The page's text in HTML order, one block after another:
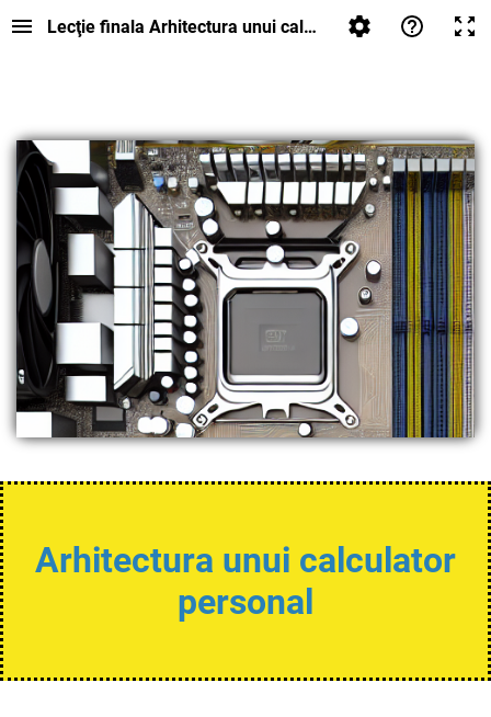
Lecţie finala Arhitectura unui calculator
Arhitectura unui calculator
personal